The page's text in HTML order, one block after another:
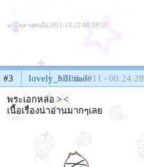
แก้ไขล่าสุดเมื่อ 2011-10-22 00:18:50
#3 lovely_billmade
22-10-2011 - 00:24:28
พระเอกหล่อ > <
เนื้อเรื่องน่าอ่านมากๆเลย